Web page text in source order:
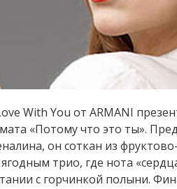
With You от ARMANI
«Потому что это ты».
он соткан из
трио, где нота
с горчинкой полыни.